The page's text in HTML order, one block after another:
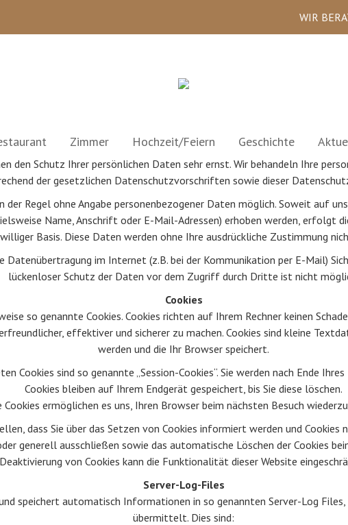
WIR
Zimmer Hochzeit/Feiern Geschichte
den Schutz Ihrer persönlichen Daten sehr ernst. Wir behandeln Ihre
der gesetzlichen Datenschutzvorschriften sowie dieser
der Regel ohne Angabe personenbezogener Daten möglich. Soweit auf
Name, Anschrift oder E-Mail-Adressen) erhoben werden, erfolgt
Basis. Diese Daten werden ohne Ihre ausdrückliche Zustimmung
Datenübertragung im Internet (z.B. bei der Kommunikation per E-Mail)
lückenloser Schutz der Daten vor dem Zugriff durch Dritte ist nicht
Cookies
so genannte Cookies. Cookies richten auf Ihrem Rechner keinen
effektiver und sicherer zu machen. Cookies sind kleine
werden und die Ihr Browser speichert.
Cookies sind so genannte „Session-Cookies“. Sie werden nach Ende
Cookies bleiben auf Ihrem Endgerät gespeichert, bis Sie diese löschen.
Cookies ermöglichen es uns, Ihren Browser beim nächsten Besuch
dass Sie über das Setzen von Cookies informiert werden und Cookies
generell ausschließen sowie das automatische Löschen der Cookies
von Cookies kann die Funktionalität dieser Website
Server-Log-Files
speichert automatisch Informationen in so genannten Server-Log
übermittelt. Dies sind: